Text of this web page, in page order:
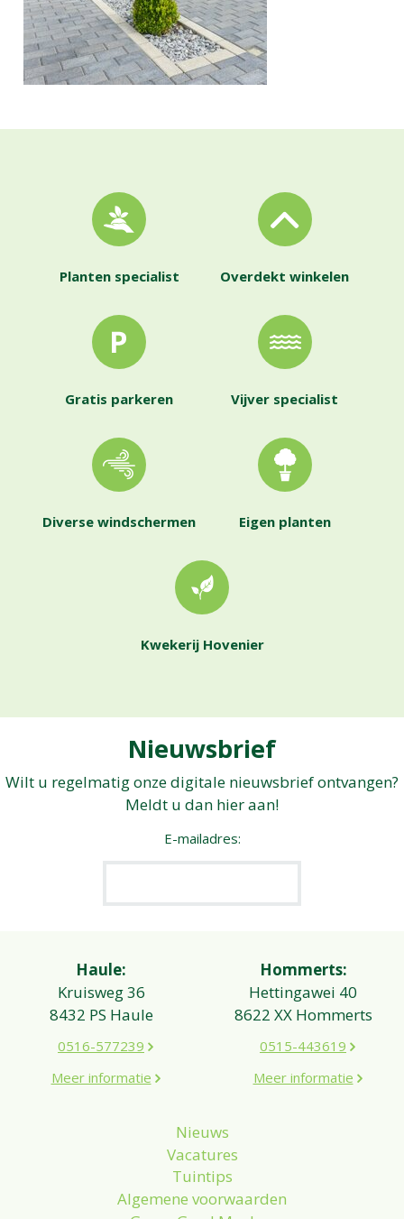
Planten specialist Overdekt winkelen
Gratis parkeren Vijver specialist
Diverse windschermen Eigen planten
Kwekerij Hovenier
Nieuwsbrief
Wilt u regelmatig onze digitale nieuwsbrief ontvangen?
Meldt u dan hier aan!
E-mailadres:
Haule:
Kruisweg 36
8432 PS Haule
0516-577239
Meer informatie
Hommerts:
Hettingawei 40
8622 XX Hommerts
0515-443619
Meer informatie
Nieuws
Vacatures
Tuintips
Algemene voorwaarden